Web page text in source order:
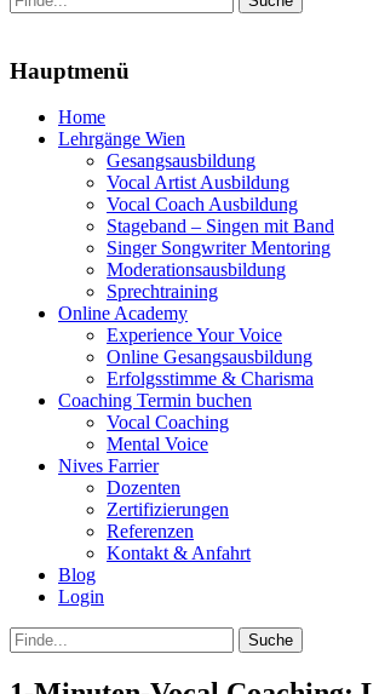
nach:
Hauptmenü
Zum
Inhalt
Home
Lehrgänge Wien
Gesangsausbildung
Vocal Artist Ausbildung
Vocal Coach Ausbildung
Stageband – Singen mit Band
Singer Songwriter Mentoring
Moderationsausbildung
Sprechtraining
Online Academy
Experience Your Voice
Online Gesangsausbildung
Erfolgsstimme & Charisma
Coaching Termin buchen
Vocal Coaching
Mental Voice
Nives Farrier
Dozenten
Zertifizierungen
Referenzen
Kontakt & Anfahrt
Blog
Login
bei
der
Suche
Suche
nach: